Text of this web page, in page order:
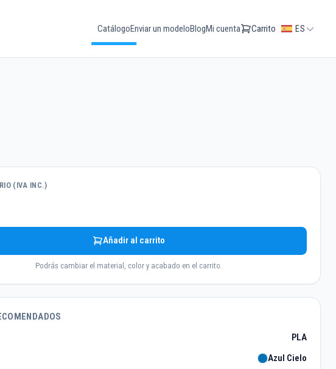
CatálogoEnviar un modeloBlogMi cuenta Carrito ES
(IVA INC.)
Añadir al carrito
Podrás cambiar el material, color y acabado en el carrito.
PLA
Azul Cielo